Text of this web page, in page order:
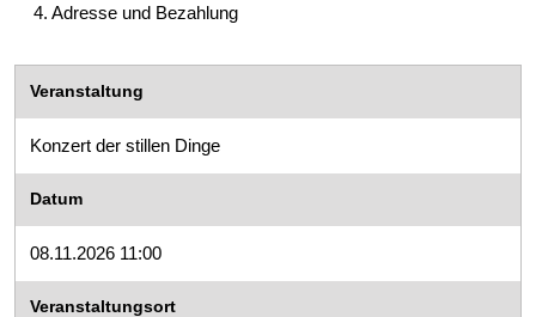
4. Adresse und Bezahlung
Veranstaltung
Konzert der stillen Dinge
Datum
08.11.2026 11:00
Veranstaltungsort